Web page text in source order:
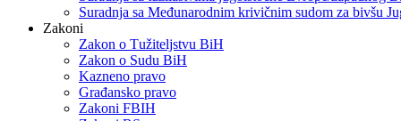
Suradnja sa Međunarodnim krivičnim sudom za bivšu
Zakoni
Zakon o Тužiteljstvu BiH
Zakon o Sudu BiH
Kazneno pravo
Građansko pravo
Zakoni FBIH